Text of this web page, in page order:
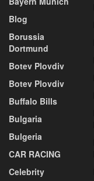
Blog
Borussia
Dortmund
Botev Plovdiv
Botev Plovdiv
Buffalo Bills
Bulgaria
Bulgeria
CAR RACING
Celebrity